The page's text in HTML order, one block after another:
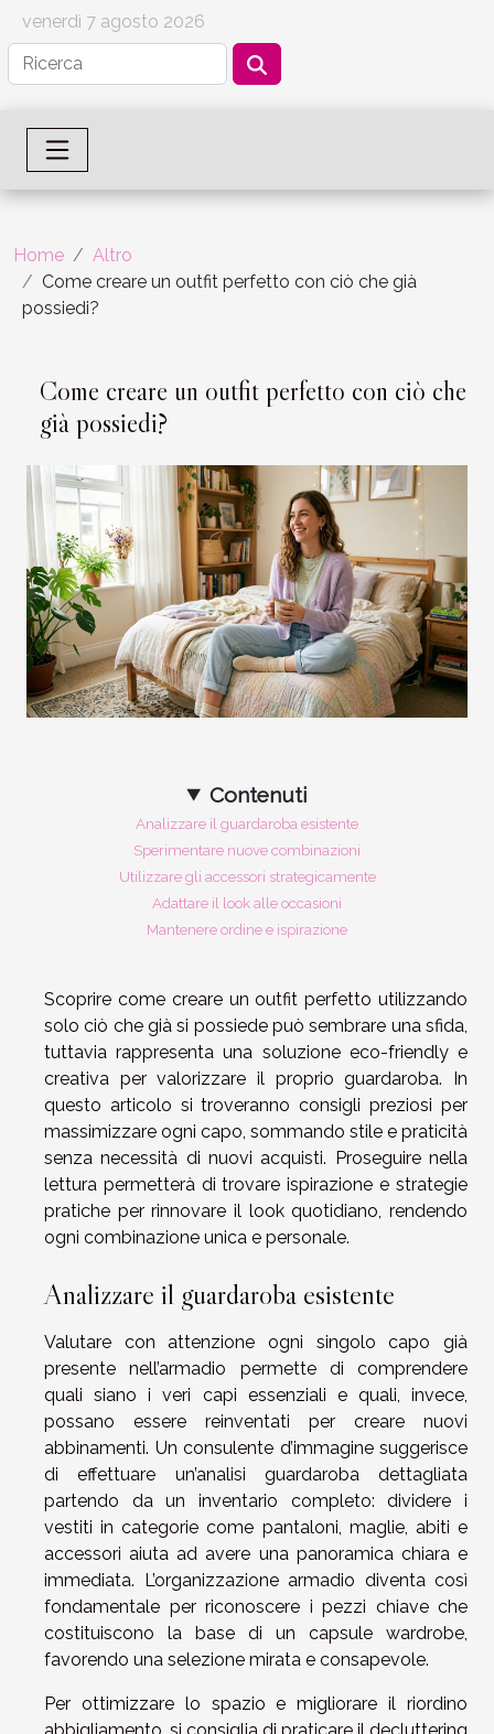
venerdì 7 agosto 2026
Home
Altro
Come creare un outfit perfetto con ciò che già
possiedi?
Come creare un outfit perfetto con ciò che
già possiedi?
Contenuti
Analizzare il guardaroba esistente
Sperimentare nuove combinazioni
Utilizzare gli accessori strategicamente
Adattare il look alle occasioni
Mantenere ordine e ispirazione
Scoprire come creare un outfit perfetto utilizzando
solo ciò che già si possiede può sembrare una sfida,
tuttavia rappresenta una soluzione eco-friendly e
creativa per valorizzare il proprio guardaroba. In
questo articolo si troveranno consigli preziosi per
massimizzare ogni capo, sommando stile e praticità
senza necessità di nuovi acquisti. Proseguire nella
lettura permetterà di trovare ispirazione e strategie
pratiche per rinnovare il look quotidiano, rendendo
ogni combinazione unica e personale.
Analizzare il guardaroba esistente
Valutare con attenzione ogni singolo capo già
presente nell’armadio permette di comprendere
quali siano i veri capi essenziali e quali, invece,
possano essere reinventati per creare nuovi
abbinamenti. Un consulente d’immagine suggerisce
di effettuare un’analisi guardaroba dettagliata
partendo da un inventario completo: dividere i
vestiti in categorie come pantaloni, maglie, abiti e
accessori aiuta ad avere una panoramica chiara e
immediata. L’organizzazione armadio diventa così
fondamentale per riconoscere i pezzi chiave che
costituiscono la base di un capsule wardrobe,
favorendo una selezione mirata e consapevole.
Per ottimizzare lo spazio e migliorare il riordino